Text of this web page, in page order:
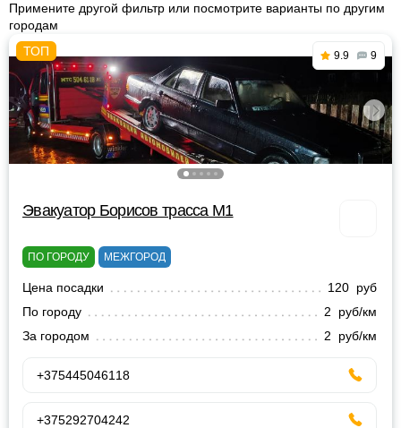
Примените другой фильтр или посмотрите варианты по другим
городам
9.9 9
Эвакуатор Борисов трасса М1
ПО ГОРОДУ МЕЖГОРОД
Цена посадки
120 руб
По городу
2 руб/км
За городом
2 руб/км
+375445046118
+375292704242